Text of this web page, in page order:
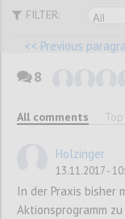
FILTER:
<< Previous
R 02 Wasch-
Der Betrieb
und/oder
8
All comments
Holzinger
13.11.2017 -
In der Praxis bisher
Aktionsprogramm